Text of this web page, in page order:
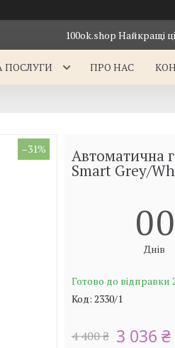
100ok.shop Найкращі
ПОСЛУГИ ПРО НАС
–31% Автоматична
Smart Grey/
00
Днів
Готово до відправки
Код: 2330/1
4 400 ₴ 3 036 ₴